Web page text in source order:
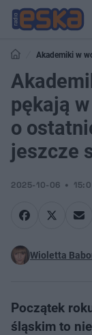
Akademiki w
pokoje. Gdzie
pękają
o
jeszcze
2025-10-06
Wioletta
Początek
śląskim to